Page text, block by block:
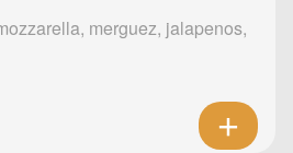
merguez, jalapenos,